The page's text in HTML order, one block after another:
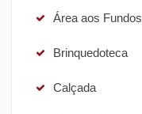
Área aos Fundos
Brinquedoteca
Calçada